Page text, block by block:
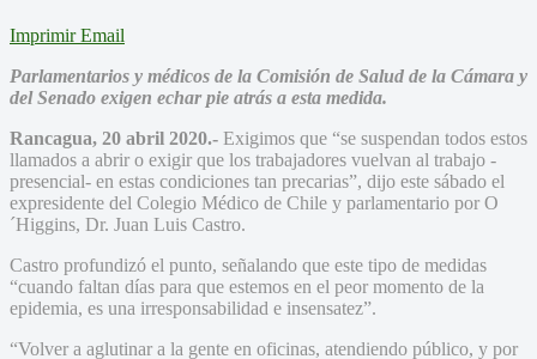
Imprimir Email
Parlamentarios y médicos de la Comisión de Salud de la Cámara y
del Senado exigen echar pie atrás a esta medida.
Rancagua, 20 abril 2020.- Exigimos que “se suspendan todos estos
llamados a abrir o exigir que los trabajadores vuelvan al trabajo -
presencial- en estas condiciones tan precarias”, dijo este sábado el
expresidente del Colegio Médico de Chile y parlamentario por O
´Higgins, Dr. Juan Luis Castro.
Castro profundizó el punto, señalando que este tipo de medidas
“cuando faltan días para que estemos en el peor momento de la
epidemia, es una irresponsabilidad e insensatez”.
“Volver a aglutinar a la gente en oficinas, atendiendo público, y por